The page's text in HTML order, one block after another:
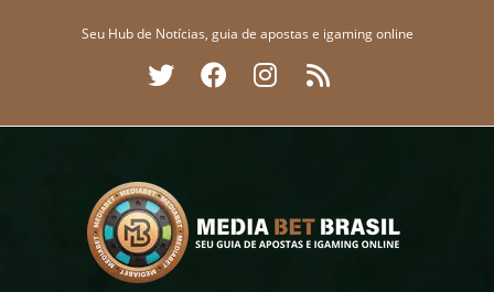
Seu Hub de Notícias, guia de apostas e igaming online